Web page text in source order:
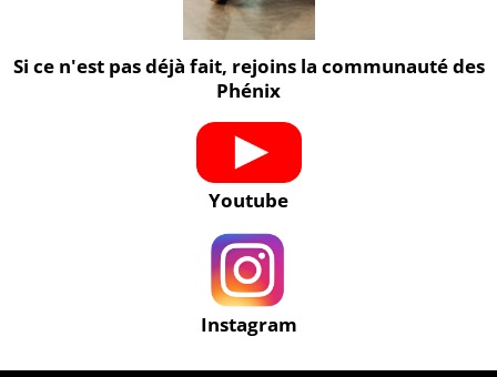
Si ce n'est pas déjà fait, rejoins la communauté des
Phénix
Youtube
Instagram